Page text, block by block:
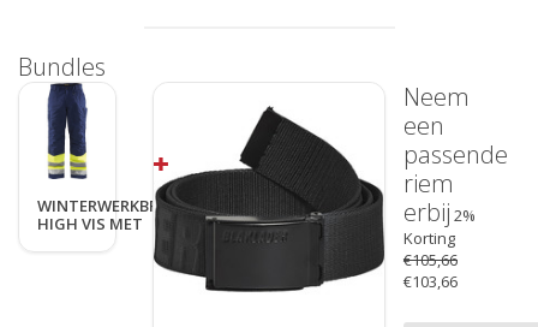
EN342, beschermende kleding tegen kou
Gecertificeerd met EN14404 indien EN14404 gecertificeerde
kniestukken artikel 4018, 4000 of 4008 gebruikt worden
Verzenden of afhalen
Gratisverzending
vanaf €50,- NL / € 75,- BE
Zelf het aflevermoment bepalen (na verzending)
Afhalen bij een GLS PakketShop of in onze showroom
Bundles
WINTERWERKBROEK
HIGH VIS MET
Neem
een
passende
riem
erbij 2%
Korting
€105,66
€103,66